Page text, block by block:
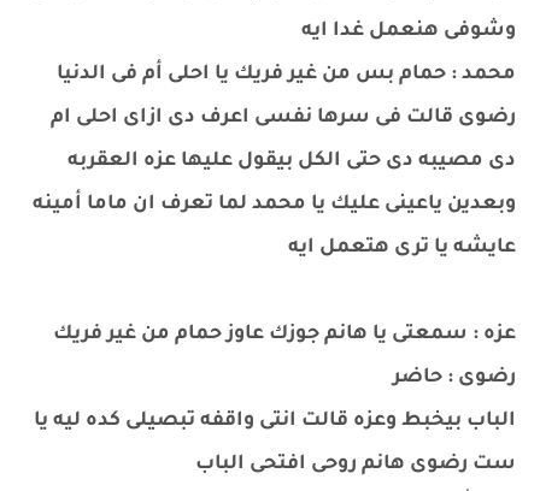
وشوفى هنعمل غدا ايه
محمد : حمام بس من غير فريك يا احلى أم فى الدنيا
رضوى قالت فى سرها نفسى اعرف دى ازاى احلى ام
دى مصيبه دى حتى الكل بيقول عليها عزه العقربه
وبعدين ياعينى عليك يا محمد لما تعرف ان ماما أمينه
عايشه يا ترى هتعمل ايه
عزه : سمعتى يا هانم جوزك عاوز حمام من غير فريك
رضوى : حاضر
الباب بيخبط وعزه قالت انتى واقفه تبصيلى كده ليه يا
ست رضوى هانم روحى افتحى الباب